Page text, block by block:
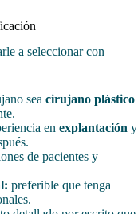
a seleccionar con
sea cirujano plástico
en explantación y
de pacientes y
preferible que tenga